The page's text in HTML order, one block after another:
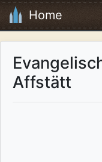
Home
Affstätt